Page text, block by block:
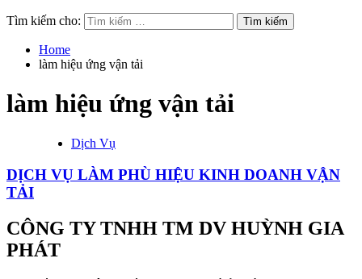
Tìm kiếm cho:
Home
làm hiệu ứng vận tải
làm hiệu ứng vận tải
Dịch Vụ
DỊCH VỤ LÀM PHÙ HIỆU KINH DOANH VẬN
TẢI
CÔNG TY TNHH TM DV HUỲNH GIA
PHÁT